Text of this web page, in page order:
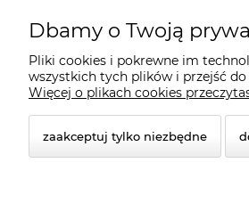
Dbamy o Twoją
Pliki cookies i pokrewne im
wszystkich tych plików i przejść
Więcej o plikach cookies
zaakceptuj tylko niezbędne